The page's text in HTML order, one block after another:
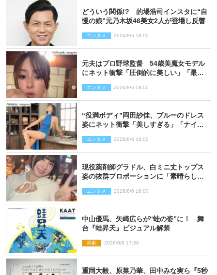
どういう関係!? 的場浩司インスタに“自
慢の娘”元乃木坂46美女2人が登場し反響
エンタメ 2026/8/6 18:00
元夫はプロ野球監督 54歳美魔女モデル
にネット衝撃「圧倒的に美しい」「最強
エンタメ 2026/8/6 18:00
“役満ボディ”岡田紗佳、ブルーのドレス
姿にネット衝撃「美しすぎる」「ナイ
エンタメ 2026/8/6 18:00
現役薬剤師グラドル、白ミニ丈トップス
姿の抜群プロポーションに「素晴らしす
エンタメ 2026/8/6 18:00
中山優馬、矢崎広らが“蛙の姿”に！ 舞
台『蛙昇天』ビジュアル解禁
演劇 2026/8/6 17:30
重岡大毅、原菜乃華、田中みな実ら『5秒